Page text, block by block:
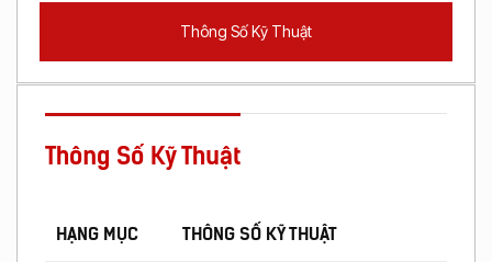
Thông Số Kỹ Thuật
Thông Số Kỹ Thuật
HẠNG MỤC THÔNG SỐ KỸ THUẬT